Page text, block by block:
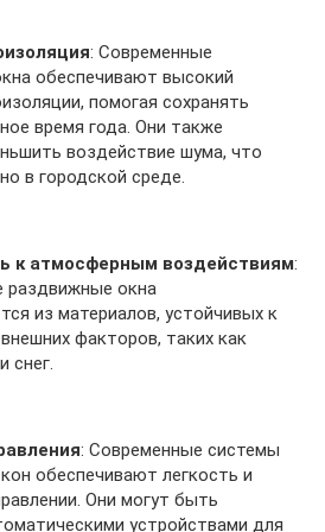
: Современные
обеспечивают высокий
помогая сохранять
время года. Они также
воздействие шума, что
в городской среде.
к атмосферным воздействиям:
раздвижные окна
из материалов, устойчивых к
факторов, таких как
снег.
: Современные системы
обеспечивают легкость и
Они могут быть
устройствами для